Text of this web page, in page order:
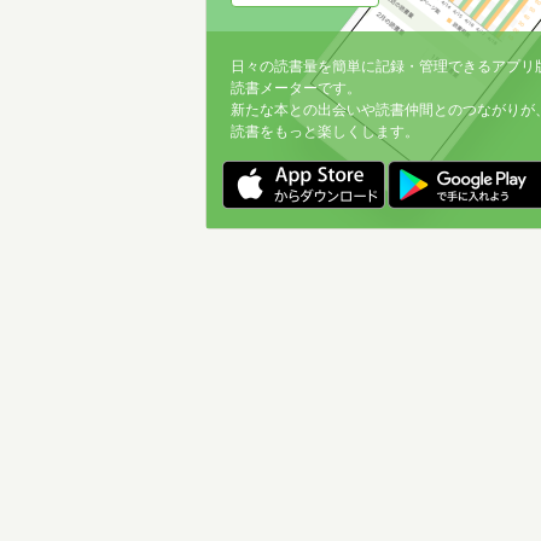
日々の読書量を簡単に記録・管理できるアプリ
読書メーターです。
新たな本との出会いや読書仲間とのつながりが
読書をもっと楽しくします。